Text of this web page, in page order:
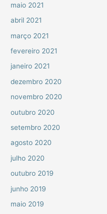
maio 2021
abril 2021
março 2021
fevereiro 2021
janeiro 2021
dezembro 2020
novembro 2020
outubro 2020
setembro 2020
agosto 2020
julho 2020
outubro 2019
junho 2019
maio 2019